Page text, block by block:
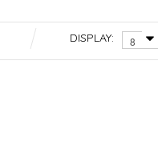
DISPLAY: